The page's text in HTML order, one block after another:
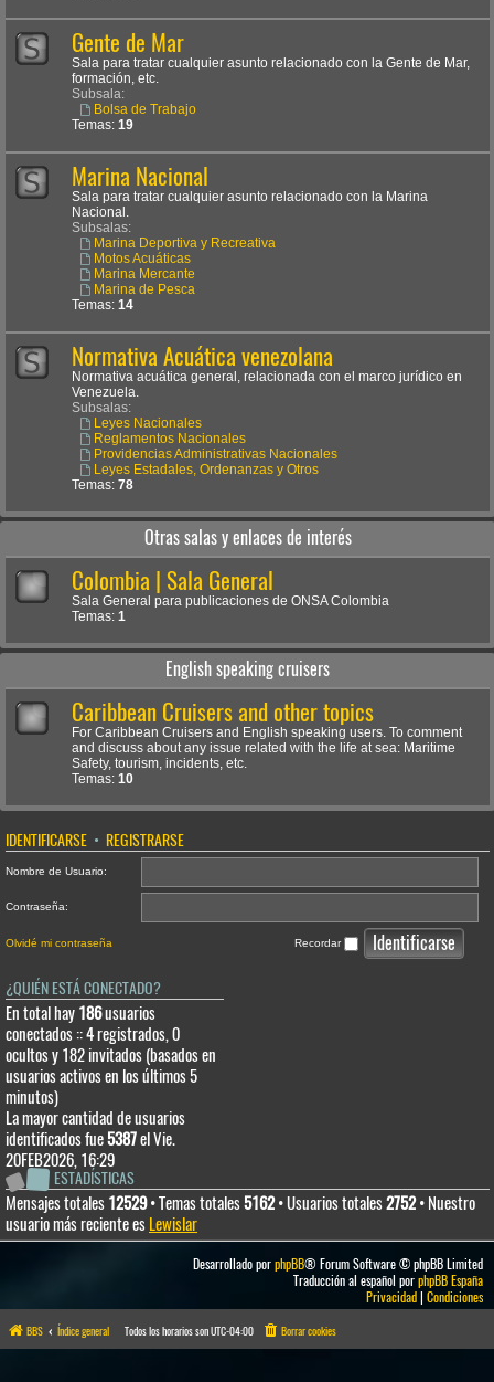
Gente de Mar
Sala para tratar cualquier asunto relacionado con la Gente de Mar,
formación, etc.
Subsala:
Bolsa de Trabajo
Temas: 19
Marina Nacional
Sala para tratar cualquier asunto relacionado con la Marina
Nacional.
Subsalas:
Marina Deportiva y Recreativa
Motos Acuáticas
Marina Mercante
Marina de Pesca
Temas: 14
Normativa Acuática venezolana
Normativa acuática general, relacionada con el marco jurídico en
Venezuela.
Subsalas:
Leyes Nacionales
Reglamentos Nacionales
Providencias Administrativas Nacionales
Leyes Estadales, Ordenanzas y Otros
Temas: 78
Otras salas y enlaces de interés
Colombia | Sala General
Sala General para publicaciones de ONSA Colombia
Temas: 1
English speaking cruisers
Caribbean Cruisers and other topics
For Caribbean Cruisers and English speaking users. To comment
and discuss about any issue related with the life at sea: Maritime
Safety, tourism, incidents, etc.
Temas: 10
IDENTIFICARSE • REGISTRARSE
Nombre de Usuario:
Contraseña:
Olvidé mi contraseña Recordar
¿QUIÉN ESTÁ CONECTADO?
En total hay 186usuarios
conectados :: 4 registrados, 0
ocultos y 182 invitados (basados en
usuarios activos en los últimos 5
minutos)
La mayor cantidad de usuarios
identificados fue5387el Vie.
20FEB2026, 16:29
ESTADÍSTICAS
Mensajes totales 12529• Temas totales5162• Usuarios totales2752• Nuestro
usuario más reciente es Lewislar
Desarrollado porphpBB® Forum Software © phpBB Limited
Traducción al español porphpBB España
Privacidad| Condiciones
BBS Índice general Todos los horarios sonUTC-04:00 Borrar cookies